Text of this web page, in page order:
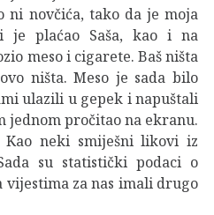
ni novčića, tako da je moja
je plaćao Saša, kao i na
meso i cigarete. Baš ništa
ništa. Meso je sada bilo
ulazili u gepek i napuštali
jednom pročitao na ekranu.
neki smiješni likovi iz
su statistički podaci o
vijestima za nas imali drugo